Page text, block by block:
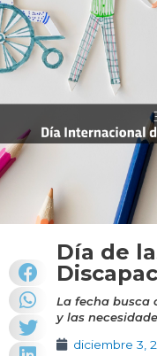
Día de
La fecha busca
y las
diciembre 3,